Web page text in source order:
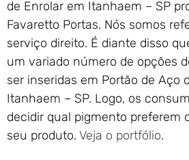
de Enrolar em Itanhaem – SP
Favaretto Portas. Nós somos
serviço direito. É diante disso
um variado número de opções
ser inseridas em Portão de Aço
Itanhaem – SP. Logo, os
decidir qual pigmento preferem
seu produto. Veja o portfólio.